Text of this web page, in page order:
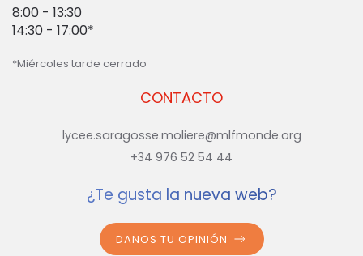
CONTACTO
lycee.saragosse.moliere@mlfmonde.org
+34 976 52 54 44
8:00 - 13:30
14:30 - 17:00*
*Miércoles tarde cerrado
¿Te gusta la nueva web?
DANOS TU OPINIÓN